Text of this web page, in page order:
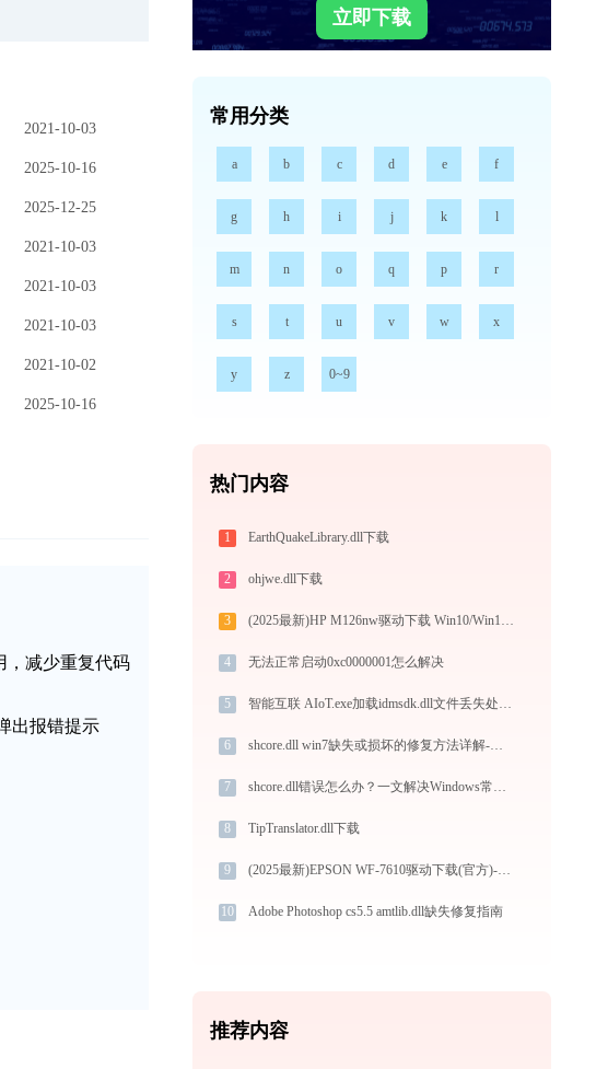
2021-10-03
2025-10-16
2025-12-25
2021-10-03
2021-10-03
2021-10-03
2021-10-02
2025-10-16
，减少重复代码
出报错提示
立即下载
常用分类
a b c d e f
g h i j k l
m n o q p r
s t u v w x
y z 0~9
热门内容
1 EarthQuakeLibrary.dll下载
2 ohjwe.dll下载
3 (2025最新)HP M126nw驱动下载 Win10/Win11 官方安装教程
4 无法正常启动0xc0000001怎么解决
5 智能互联 AIoT.exe加载idmsdk.dll文件丢失处理办法
6 shcore.dll win7缺失或损坏的修复方法详解-金山毒霸
7 shcore.dll错误怎么办？一文解决Windows常见问题
8 TipTranslator.dll下载
9 (2025最新)EPSON WF-7610驱动下载(官方)-支持Win10/Win11
10 Adobe Photoshop cs5.5 amtlib.dll缺失修复指南
推荐内容